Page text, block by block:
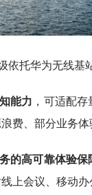
依托华为无线基
能力 ，可适配
费、部分业务体
的高可靠体验保
上会议、移动